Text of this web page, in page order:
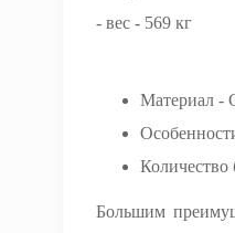
- вес - 569 кг
Материал -
Большим